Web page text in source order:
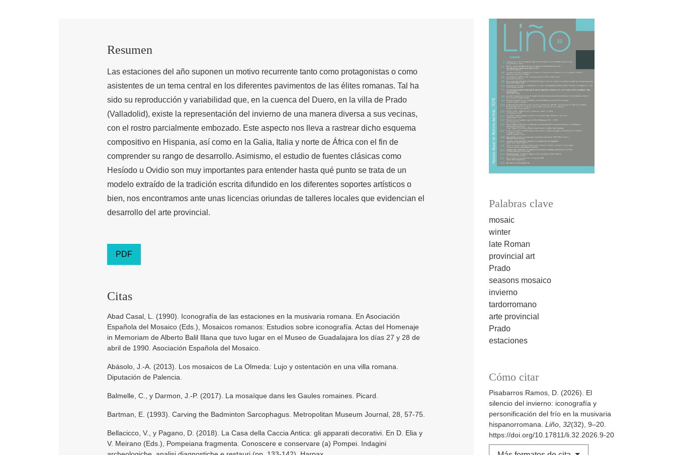
Palabras clave
mosaic
winter
late Roman
provincial art
Prado
seasons mosaico
invierno
tardorromano
arte provincial
Prado
estaciones
Cómo citar
Pisabarros Ramos, D. (2026). El
silencio del invierno: iconografía y
personificación del frío en la musivaria
hispanorromana. Liño 32(32), 9–20.
https://doi.org/10.17811/li.32.2026.9-20
Resumen
Las estaciones del año suponen un motivo recurrente tanto como protagonistas o como
asistentes de un tema central en los diferentes pavimentos de las élites romanas. Tal ha
sido su reproducción y variabilidad que, en la cuenca del Duero, en la villa de Prado
(Valladolid), existe la representación del invierno de una manera diversa a sus vecinas,
con el rostro parcialmente embozado. Este aspecto nos lleva a rastrear dicho esquema
compositivo en Hispania, así como en la Galia, Italia y norte de África con el fin de
comprender su rango de desarrollo. Asimismo, el estudio de fuentes clásicas como
Hesíodo u Ovidio son muy importantes para entender hasta qué punto se trata de un
modelo extraído de la tradición escrita difundido en los diferentes soportes artísticos o
bien, nos encontramos ante unas licencias oriundas de talleres locales que evidencian el
desarrollo del arte provincial.
PDF
Citas
Abad Casal, L. (1990). Iconografía de las estaciones en la musivaria romana. En Asociación
Española del Mosaico (Eds.), Mosaicos romanos: Estudios sobre iconografía. Actas del Homenaje
in Memoriam de Alberto Balil Illana que tuvo lugar en el Museo de Guadalajara los días 27 y 28 de
abril de 1990. Asociación Española del Mosaico.
Abásolo, J.-A. (2013). Los mosaicos de La Olmeda: Lujo y ostentación en una villa romana.
Diputación de Palencia.
Balmelle, C., y Darmon, J.-P. (2017). La mosaïque dans les Gaules romaines. Picard.
Bartman, E. (1993). Carving the Badminton Sarcophagus. Metropolitan Museum Journal, 28, 57-75.
Bellacicco, V., y Pagano, D. (2018). La Casa della Caccia Antica: gli apparati decorativi. En D. Elia y
V. Meirano (Eds.), Pompeiana fragmenta. Conoscere e conservare (a) Pompei. Indagini